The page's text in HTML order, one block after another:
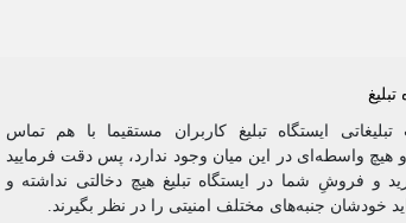
ایستگاه تبلیغ کاربران مستقیما با هم تماس
هیچ واسطه‌ای در این میان وجود ندارد، پس دقت فرمایید
و فروشِ شما در ایستگاه تبلیغ هیچ دخالتی نداشته و
خودشان جنبه‌های مختلف امنیتی را در نظر بگیرند.